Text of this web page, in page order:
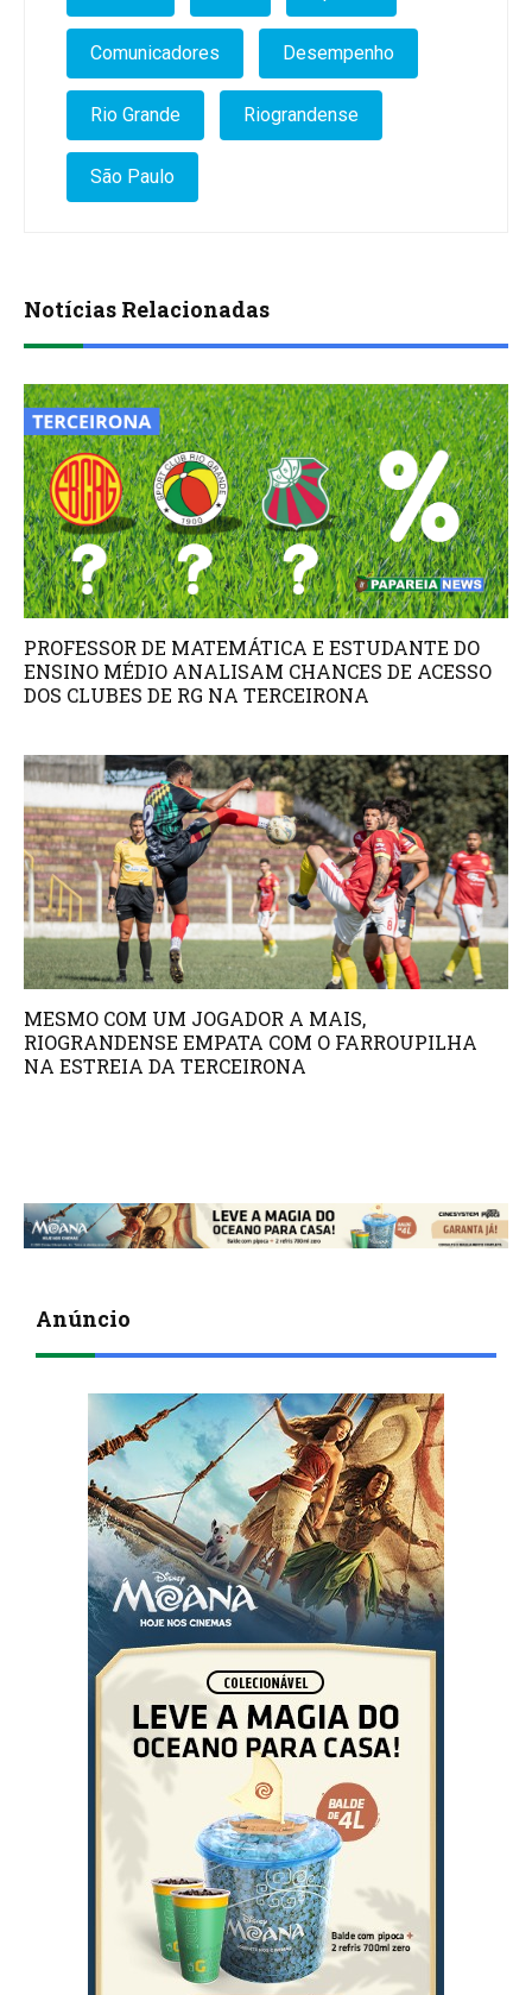
Comunicadores Desempenho
Rio Grande Riograndense
São Paulo
Notícias Relacionadas
PROFESSOR DE MATEMÁTICA E ESTUDANTE DO
ENSINO MÉDIO ANALISAM CHANCES DE ACESSO
DOS CLUBES DE RG NA TERCEIRONA
MESMO COM UM JOGADOR A MAIS,
RIOGRANDENSE EMPATA COM O FARROUPILHA
NA ESTREIA DA TERCEIRONA
Anúncio